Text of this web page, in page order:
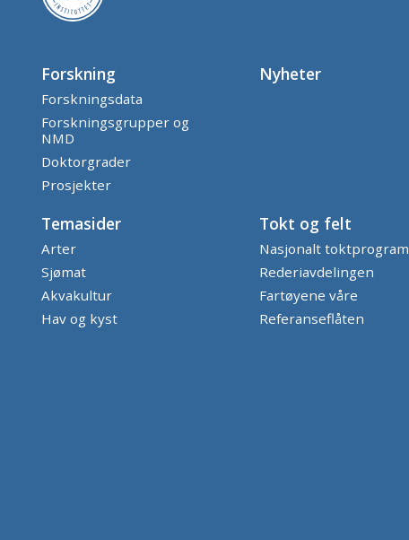
Forskning
Forskningsdata
Forskningsgrupper og
NMD
Doktorgrader
Prosjekter
Nyheter
Temasider
Arter
Sjømat
Akvakultur
Hav og kyst
Tokt og felt
Nasjonalt toktprogram
Rederiavdelingen
Fartøyene våre
Referanseflåten